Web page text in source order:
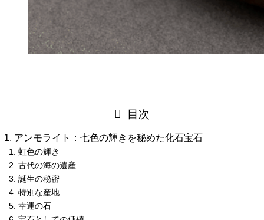
目次
アンモライト：七色の輝きを秘めた化石宝石
虹色の輝き
古代の海の遺産
誕生の秘密
特別な産地
幸運の石